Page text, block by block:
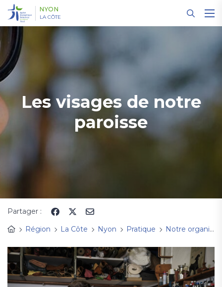
NYON
LA CÔTE
Les visages de notre
paroisse
Partager :
Région
La Côte Nyon Pratique Notre organisation
Panneau de gestion des cookies